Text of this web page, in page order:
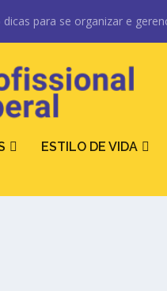
dicas para se organizar e
ESTILO DE VIDA